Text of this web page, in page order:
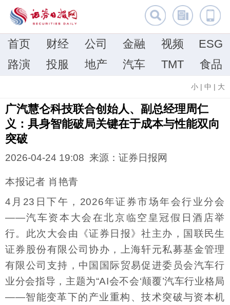
首页 财经 公司 金融 视频
ESG
路演
投服 地产 汽车 TMT 食品
小 | 中 | 大
广汽慧仑科技联合创始人、副总经理周仁
义：具身智能破局关键在于成本与性能双向
突破
2026-04-24 19:08 来源：证券日报网
本报记者 肖艳青
4月23日下午，2026年证券市场年会行业分会
——汽车资本大会在北京临空皇冠假日酒店举
行。此次大会由《证券日报》社主办，国联民生
证券股份有限公司协办，上海轩元私募基金管理
有限公司支持，中国国际贸易促进委员会汽车行
业分会指导，主题为“AI会不会‘颠覆’汽车行业格局
——智能变革下的产业重构、技术突破与资本机